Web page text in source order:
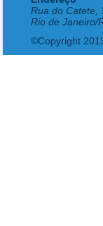
Rua do Catete,
Rio de Janeiro/
©Copyright